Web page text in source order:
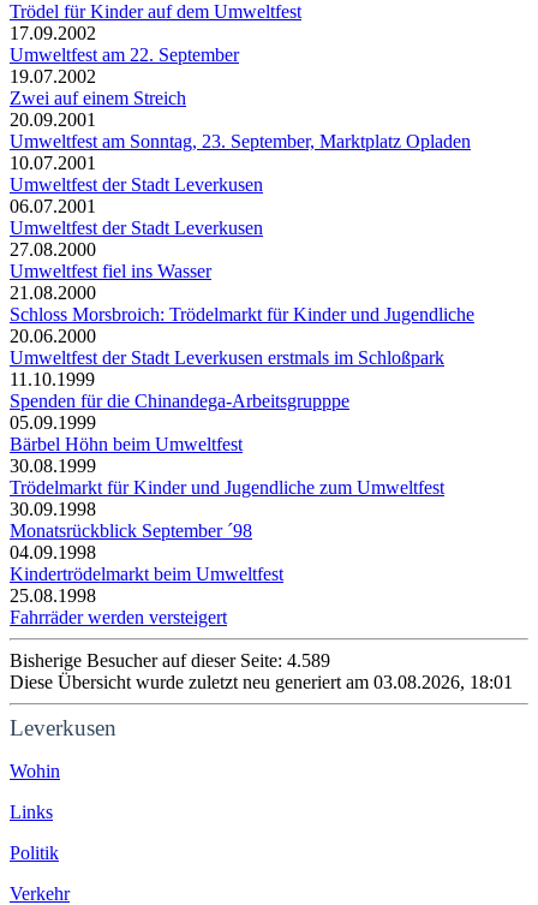
Trödel für Kinder auf dem Umweltfest
17.09.2002
Umweltfest am 22. September
19.07.2002
Zwei auf einem Streich
20.09.2001
Umweltfest am Sonntag, 23. September, Marktplatz Opladen
10.07.2001
Umweltfest der Stadt Leverkusen
06.07.2001
Umweltfest der Stadt Leverkusen
27.08.2000
Umweltfest fiel ins Wasser
21.08.2000
Schloss Morsbroich: Trödelmarkt für Kinder und Jugendliche
20.06.2000
Umweltfest der Stadt Leverkusen erstmals im Schloßpark
11.10.1999
Spenden für die Chinandega-Arbeitsgrupppe
05.09.1999
Bärbel Höhn beim Umweltfest
30.08.1999
Trödelmarkt für Kinder und Jugendliche zum Umweltfest
30.09.1998
Monatsrückblick September ´98
04.09.1998
Kindertrödelmarkt beim Umweltfest
25.08.1998
Fahrräder werden versteigert
Bisherige Besucher auf dieser Seite: 4.589
Diese Übersicht wurde zuletzt neu generiert am 03.08.2026, 18:01
Leverkusen
Wohin
Links
Politik
Verkehr